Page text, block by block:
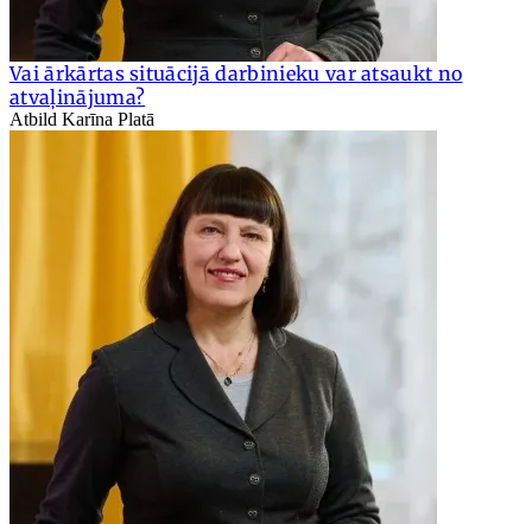
Vai ārkārtas situācijā darbinieku var atsaukt no
atvaļinājuma?
Atbild Karīna Platā